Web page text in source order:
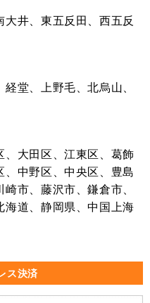
大井、東五反田、西五反
堂、上野毛、北烏山、
、大田区、江東区、葛飾
、中野区、中央区、豊島
市、藤沢市、鎌倉市、
海道、静岡県、中国上海
ス決済